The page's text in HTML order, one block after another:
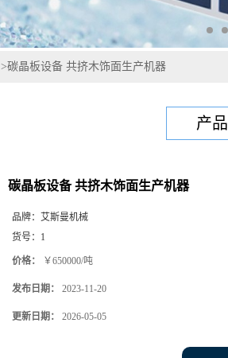
>碳晶板设备 共挤木饰面生产机器
产
碳晶板设备 共挤木饰面生产机器
品牌： 艾斯曼机械
货号： 1
价格： ￥650000/吨
发布日期： 2023-11-20
更新日期： 2026-05-05